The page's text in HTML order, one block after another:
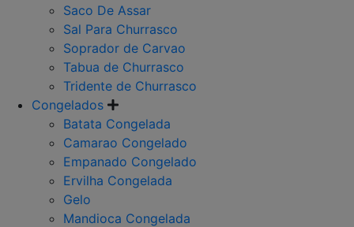
Saco De Assar
Sal Para Churrasco
Soprador de Carvao
Tabua de Churrasco
Tridente de Churrasco
Congelados
Batata Congelada
Camarao Congelado
Empanado Congelado
Ervilha Congelada
Gelo
Mandioca Congelada